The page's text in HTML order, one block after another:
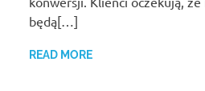
będą[…]
READ MORE